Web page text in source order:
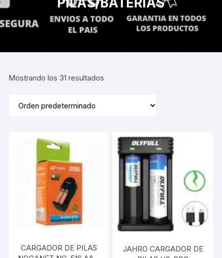
Mostrando los 31 resultados
CARGADOR DE PILAS
JAHRO CARGADOR DE